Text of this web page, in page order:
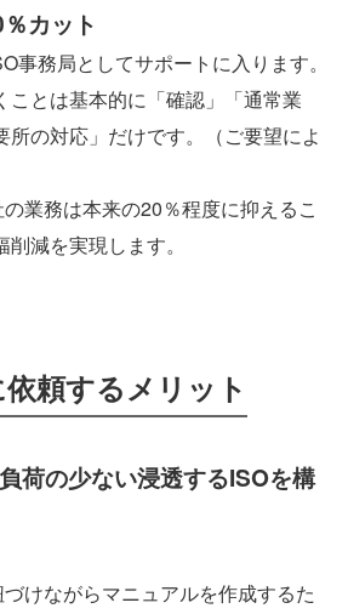
カット
事務局としてサポートに入ります。
ことは基本的に「確認」「通常業
所の対応」だけです。（ご要望によ
業務は本来の20％程度に抑えるこ
減を実現します。
頼するメリット
荷の少ない浸透するISOを構
けながらマニュアルを作成するた